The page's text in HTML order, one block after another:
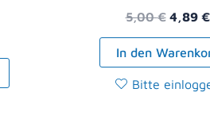
5,00€ 4,89 €
In den
Bitte